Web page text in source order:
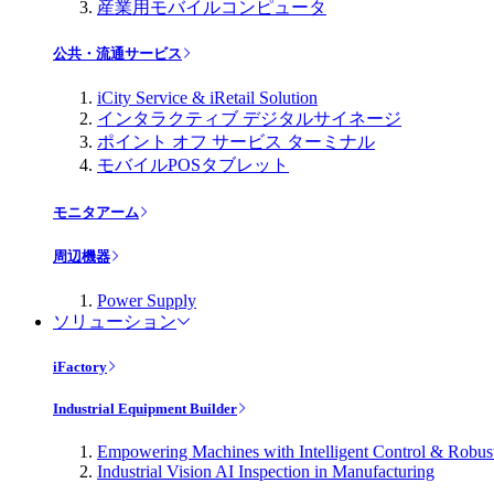
産業用モバイルコンピュータ
公共・流通サービス
iCity Service & iRetail Solution
インタラクティブ デジタルサイネージ
ポイント オフ サービス ターミナル
モバイルPOSタブレット
モニタアーム
周辺機器
Power Supply
ソリューション
iFactory
Industrial Equipment Builder
Empowering Machines with Intelligent Control &
Industrial Vision AI Inspection in Manufacturing